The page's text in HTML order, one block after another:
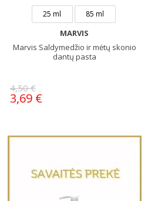
25 ml 85 ml
MARVIS
Marvis Saldymedžio ir mėtų skonio
dantų pasta
4,50 €
3,69 €